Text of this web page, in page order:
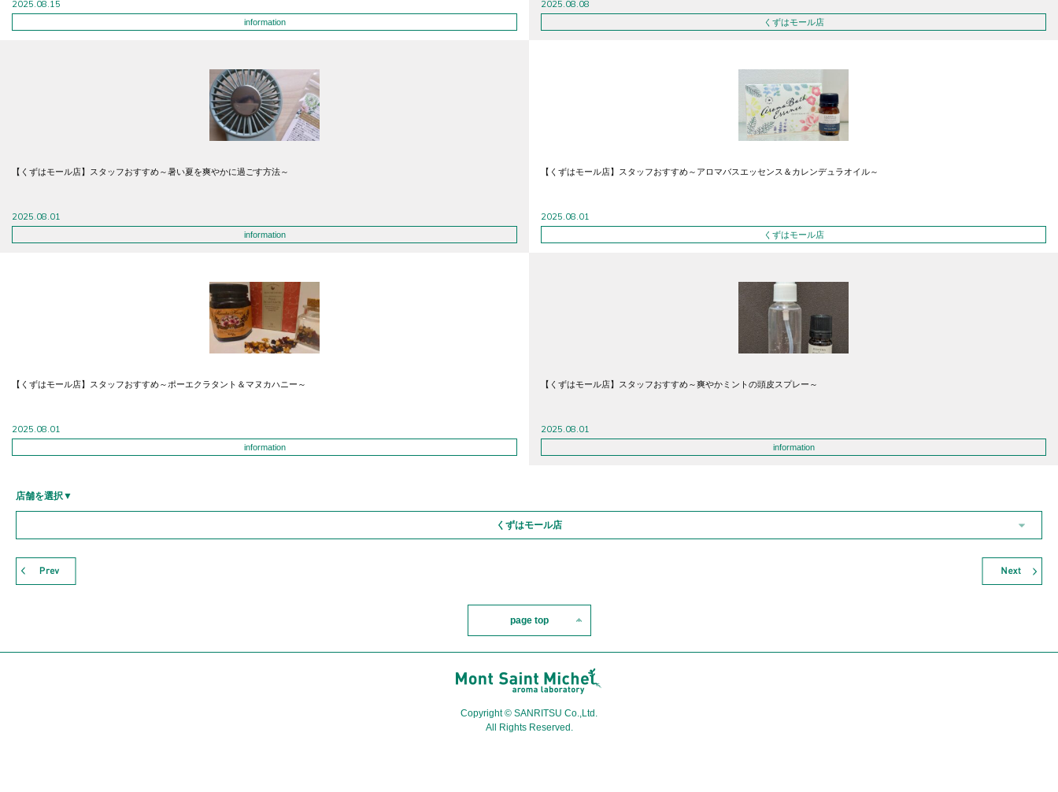
2025.08.15
information
2025.08.08
くずはモール店
【くずはモール店】スタッフおすすめ～暑い夏を爽やかに過ごす方法～
2025.08.01
information
【くずはモール店】スタッフおすすめ～アロマバスエッセンス＆カレンデュラオイル～
2025.08.01
くずはモール店
【くずはモール店】スタッフおすすめ～ポーエクラタント＆マヌカハニー～
2025.08.01
information
【くずはモール店】スタッフおすすめ～爽やかミントの頭皮スプレー～
2025.08.01
information
店舗を選択▼
くずはモール店
page top
Copyright © SANRITSU Co.,Ltd.
All Rights Reserved.